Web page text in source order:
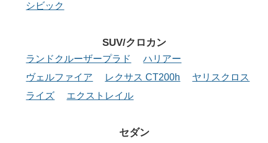
シビック
SUV/クロカン
ランドクルーザープラド
ハリアー
ヴェルファイア
レクサス CT200h
ヤリスクロス
ライズ
エクストレイル
セダン